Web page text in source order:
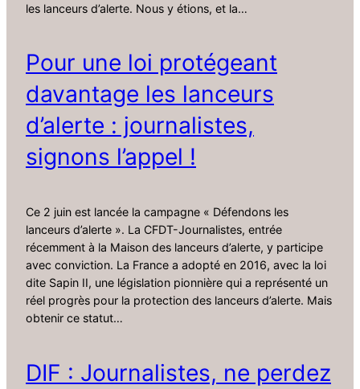
les lanceurs d’alerte. Nous y étions, et la…
Pour une loi protégeant
davantage les lanceurs
d’alerte : journalistes,
signons l’appel !
Ce 2 juin est lancée la campagne « Défendons les
lanceurs d’alerte ». La CFDT-Journalistes, entrée
récemment à la Maison des lanceurs d’alerte, y participe
avec conviction. La France a adopté en 2016, avec la loi
dite Sapin II, une législation pionnière qui a représenté un
réel progrès pour la protection des lanceurs d’alerte. Mais
obtenir ce statut…
DIF : Journalistes, ne perdez